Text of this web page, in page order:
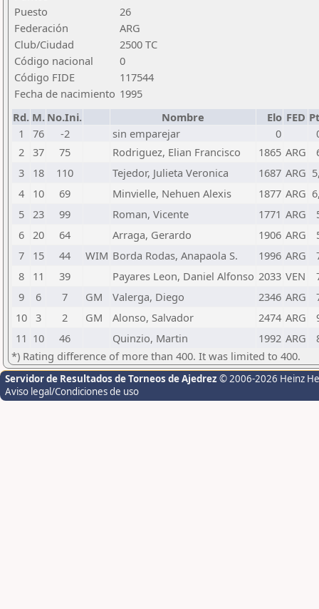
Puesto
26
Federación
ARG
Club/Ciudad
2500 TC
Código nacional
0
Código FIDE
117544
Fecha de nacimiento 1995
Rd. M. No.Ini. Nombre Elo FED
1
76 -2 sin emparejar 0
2 37 75 Rodriguez, Elian Francisco 1865 ARG
3
18 110 Tejedor, Julieta Veronica 1687 ARG
4
10 69 Minvielle, Nehuen Alexis 1877 ARG
5 23 99 Roman, Vicente 1771 ARG
6 20 64 Arraga, Gerardo 1906 ARG
7
15 44 WIM Borda Rodas, Anapaola S. 1996 ARG
8
11 39 Payares Leon, Daniel Alfonso 2033 VEN
9
6 7 GM Valerga, Diego 2346 ARG
10 3 2 GM Alonso, Salvador 2474 ARG
11 10 46 Quinzio, Martin 1992 ARG
*) Rating difference of more than 400. It was limited to 400.
Servidor de Resultados de Torneos de Ajedrez © 2006-2026 Heinz
Aviso legal/Condiciones de uso